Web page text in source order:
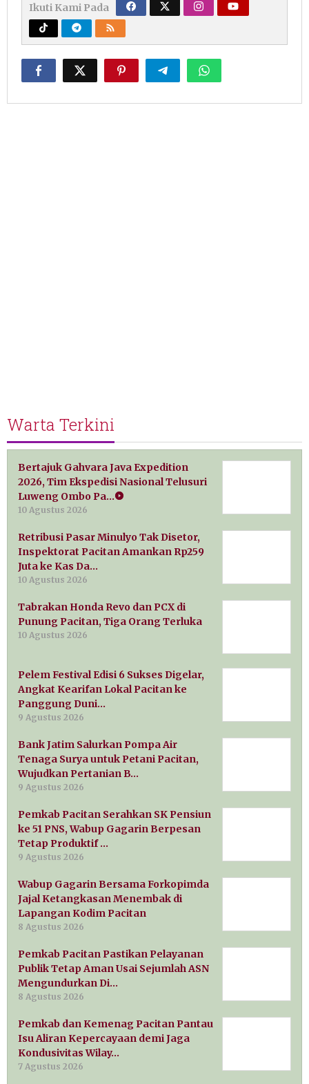
Ikuti Kami Pada
Warta Terkini
Bertajuk Gahvara Java Expedition
2026, Tim Ekspedisi Nasional Telusuri
Luweng Ombo Pa…
10 Agustus 2026
Retribusi Pasar Minulyo Tak Disetor,
Inspektorat Pacitan Amankan Rp259
Juta ke Kas Da…
10 Agustus 2026
Tabrakan Honda Revo dan PCX di
Punung Pacitan, Tiga Orang Terluka
10 Agustus 2026
Pelem Festival Edisi 6 Sukses Digelar,
Angkat Kearifan Lokal Pacitan ke
Panggung Duni…
9 Agustus 2026
Bank Jatim Salurkan Pompa Air
Tenaga Surya untuk Petani Pacitan,
Wujudkan Pertanian B…
9 Agustus 2026
Pemkab Pacitan Serahkan SK Pensiun
ke 51 PNS, Wabup Gagarin Berpesan
Tetap Produktif …
9 Agustus 2026
Wabup Gagarin Bersama Forkopimda
Jajal Ketangkasan Menembak di
Lapangan Kodim Pacitan
8 Agustus 2026
Pemkab Pacitan Pastikan Pelayanan
Publik Tetap Aman Usai Sejumlah ASN
Mengundurkan Di…
8 Agustus 2026
Pemkab dan Kemenag Pacitan Pantau
Isu Aliran Kepercayaan demi Jaga
Kondusivitas Wilay…
7 Agustus 2026